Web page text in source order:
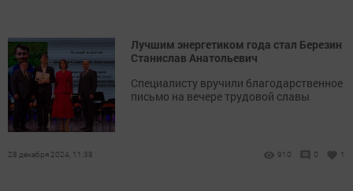
Лучшим энергетиком года стал Березин
Станислав Анатольевич
Специалисту вручили благодарственное
письмо на вечере трудовой славы
28 декабря 2024, 11:38 910 0 1